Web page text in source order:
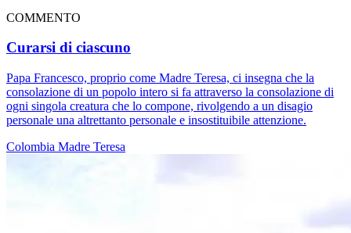
COMMENTO
Curarsi di ciascuno
Papa Francesco, proprio come Madre Teresa, ci insegna che la
consolazione di un popolo intero si fa attraverso la consolazione di
ogni singola creatura che lo compone, rivolgendo a un disagio
personale una altrettanto personale e insostituibile attenzione.
Colombia Madre Teresa